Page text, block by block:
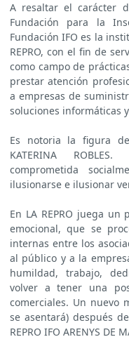
A resaltar el carácter
Fundación para la
Fundación IFO es la
REPRO, con el fin de
como campo de
prestar atención
a empresas de
soluciones informáticas
Es notoria la figura
KATERINA
comprometida
ilusionarse e ilusionar
En LA REPRO juega
emocional, que se
internas entre los
al público y a la
humildad, trabajo,
volver a tener una
comerciales. Un nuevo
se asentará) después
REPRO IFO ARENYS DE